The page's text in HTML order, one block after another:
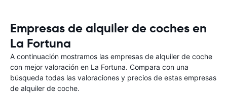
Empresas de alquiler de coches en
La Fortuna
A continuación mostramos las empresas de alquiler de coche
con mejor valoración en La Fortuna. Compara con una
búsqueda todas las valoraciones y precios de estas empresas
de alquiler de coche.